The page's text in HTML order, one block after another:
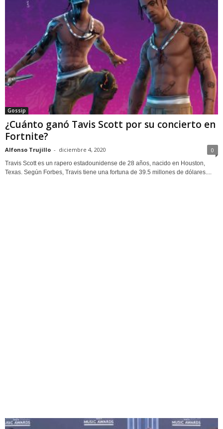
Gossip
¿Cuánto ganó Tavis Scott por su concierto en
Fortnite?
Alfonso Trujillo - diciembre 4, 2020 0
Travis Scott es un rapero estadounidense de 28 años, nacido en Houston,
Texas. Según Forbes, Travis tiene una fortuna de 39.5 millones de dólares....